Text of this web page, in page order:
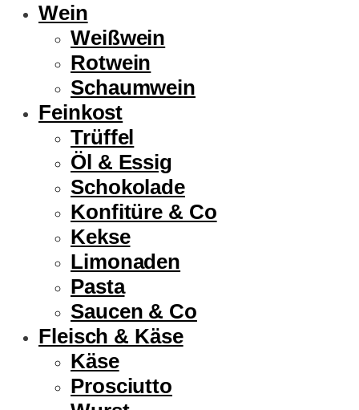
Wein
Weißwein
Rotwein
Schaumwein
Feinkost
Trüffel
Öl & Essig
Schokolade
Konfitüre & Co
Kekse
Limonaden
Pasta
Saucen & Co
Fleisch & Käse
Käse
Prosciutto